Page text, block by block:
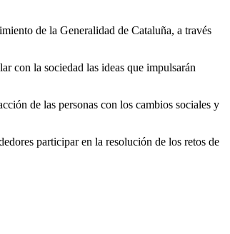
de la Generalidad de Cataluña, a través
con la sociedad las ideas que impulsarán
de las personas con los cambios sociales y
participar en la resolución de los retos de